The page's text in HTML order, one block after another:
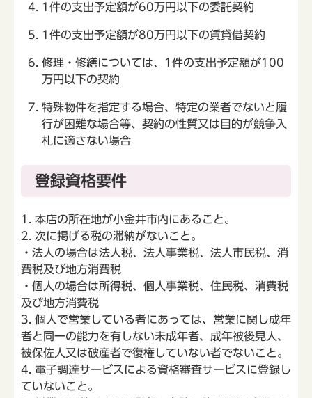
1件の支出予定額が60万円以下の委託契約
1件の支出予定額が80万円以下の賃貸借契約
修理・修繕については、1件の支出予定額が100
万円以下の契約
特殊物件を指定する場合、特定の業者でないと履
行が困難な場合等、契約の性質又は目的が競争入
札に適さない場合
登録資格要件
1. 本店の所在地が小金井市内にあること。
2. 次に掲げる税の滞納がないこと。
・法人の場合は法人税、法人事業税、法人市民税、消
費税及び地方消費税
・個人の場合は所得税、個人事業税、住民税、消費税
及び地方消費税
3. 個人で営業している者にあっては、営業に関し成年
者と同一の能力を有しない未成年者、成年被後見人、
被保佐人又は破産者で復権していない者でないこと。
4. 電子調達サービスによる資格審査サービスに登録し
ていないこと。